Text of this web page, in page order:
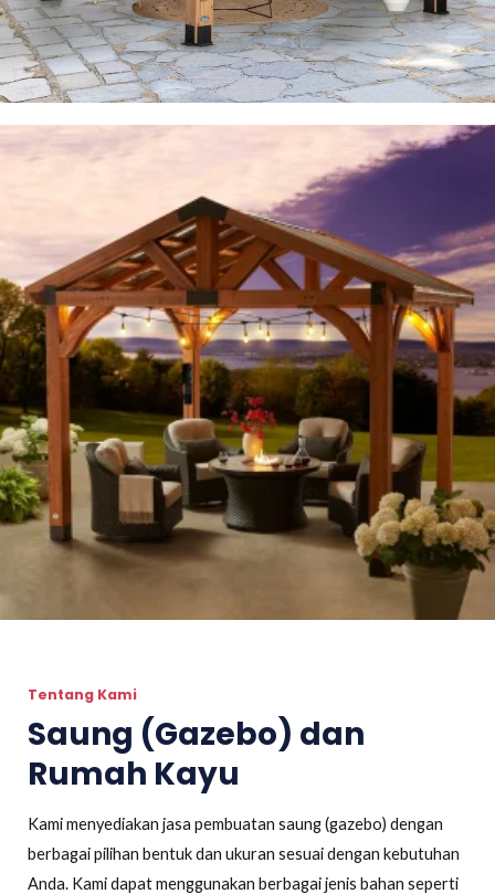
Tentang Kami
Saung (Gazebo) dan
Rumah Kayu
Kami menyediakan jasa pembuatan saung (gazebo) dengan
berbagai pilihan bentuk dan ukuran sesuai dengan kebutuhan
Anda. Kami dapat menggunakan berbagai jenis bahan seperti